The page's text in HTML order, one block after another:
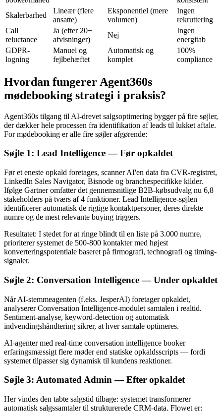
Skalerbarhed
Lineær (flere
ansatte)
Eksponentiel (mere
volumen)
Ingen
rekruttering
Call
reluctance
Ja (efter 20+
afvisninger)
Nej
Ingen
energitab
GDPR-
logning
Manuel og
fejlbehæftet
Automatisk og
komplet
100%
compliance
Hvordan fungerer Agent360s
mødebooking strategi i praksis?
Agent360s tilgang til AI-drevet salgsoptimering bygger på fire søjler,
der dækker hele processen fra identifikation af leads til lukket aftale.
For mødebooking er alle fire søjler afgørende:
Søjle 1: Lead Intelligence — Før opkaldet
Før et eneste opkald foretages, scanner AI'en data fra CVR-registret,
LinkedIn Sales Navigator, Bisnode og branchespecifikke kilder.
Ifølge Gartner omfatter det gennemsnitlige B2B-købsudvalg nu 6,8
stakeholders på tværs af 4 funktioner. Lead Intelligence-søjlen
identificerer automatisk de rigtige kontaktpersoner, deres direkte
numre og de mest relevante buying triggers.
Resultatet: I stedet for at ringe blindt til en liste på 3.000 numre,
prioriterer systemet de 500-800 kontakter med højest
konverteringspotentiale baseret på firmografi, technografi og timing-
signaler.
Søjle 2: Conversation Intelligence — Under opkaldet
Når AI-stemmeagenten (f.eks. JesperAI) foretager opkaldet,
analyserer Conversation Intelligence-modulet samtalen i realtid.
Sentiment-analyse, keyword-detection og automatisk
indvendingshåndtering sikrer, at hver samtale optimeres.
AI-agenter med real-time conversation intelligence booker
erfaringsmæssigt flere møder end statiske opkaldsscripts — fordi
systemet tilpasser sig dynamisk til kundens reaktioner.
Søjle 3: Automated Admin — Efter opkaldet
Her vindes den tabte salgstid tilbage: systemet transformerer
automatisk salgssamtaler til strukturerede CRM-data. Flowet er: